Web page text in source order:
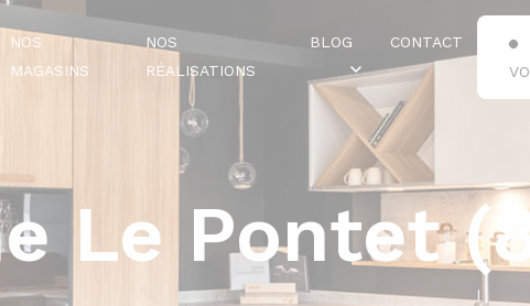
NOS
MAGASINS
NOS
RÉALISATIONS
BLOG CONTACT
Le Pontet